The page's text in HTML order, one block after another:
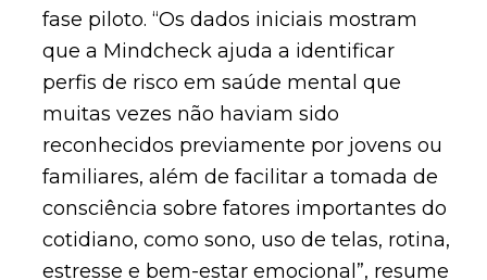
fase piloto. “Os dados iniciais mostram
que a Mindcheck ajuda a identificar
perfis de risco em saúde mental que
muitas vezes não haviam sido
reconhecidos previamente por jovens ou
familiares, além de facilitar a tomada de
consciência sobre fatores importantes do
cotidiano, como sono, uso de telas, rotina,
estresse e bem-estar emocional”, resume